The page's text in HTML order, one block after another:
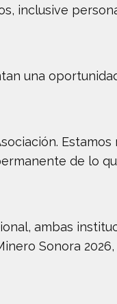
inclusive
una
de lo
ambas
Sonora